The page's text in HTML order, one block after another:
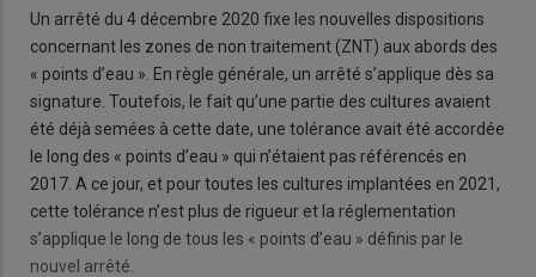
Un arrêté du 4 décembre 2020 fixe les nouvelles dispositions
concernant les zones de non traitement (ZNT) aux abords des
« points d’eau ». En règle générale, un arrêté s’applique dès sa
signature. Toutefois, le fait qu’une partie des cultures avaient
été déjà semées à cette date, une tolérance avait été accordée
le long des « points d’eau » qui n’étaient pas référencés en
2017. A ce jour, et pour toutes les cultures implantées en 2021,
cette tolérance n’est plus de rigueur et la réglementation
s’applique le long de tous les « points d’eau » définis par le
nouvel arrêté.